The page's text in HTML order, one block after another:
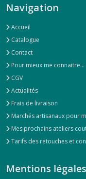
Navigation
Accueil
Catalogue
Contact
Pour mieux me connaitre...
CGV
Actualités
Frais de livraison
Marchés artisanaux pour
Mes prochains ateliers
Tarifs des retouches et
Mentions légales